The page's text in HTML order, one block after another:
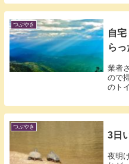
つぶやき
自
らっ
業者
ので
のト
つぶやき
3日
夜明